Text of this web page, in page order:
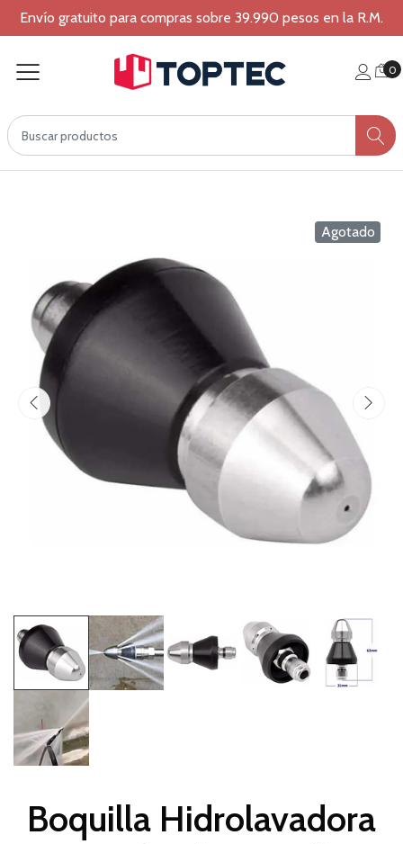
Envío gratuito para compras sobre 39.990 pesos en la R.M.
0
Agotado
Boquilla Hidrolavadora